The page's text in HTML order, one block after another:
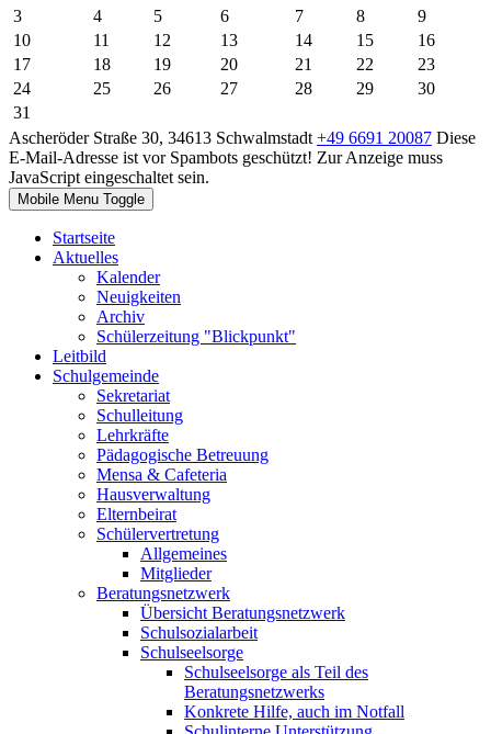
3
4 5 6 7 8
9
10
11 12 13 14 15
16
17
18 19 20 21 22
23
24
25 26 27 28 29
30
31
Ascheröder Straße 30, 34613 Schwalmstadt +49 6691 20087 Diese
E-Mail-Adresse ist vor Spambots geschützt! Zur Anzeige muss
JavaScript eingeschaltet sein.
Mobile Menu Toggle
Startseite
Aktuelles
Kalender
Neuigkeiten
Archiv
Schülerzeitung "Blickpunkt"
Leitbild
Schulgemeinde
Sekretariat
Schulleitung
Lehrkräfte
Pädagogische Betreuung
Mensa & Cafeteria
Hausverwaltung
Elternbeirat
Schülervertretung
Allgemeines
Mitglieder
Beratungsnetzwerk
Übersicht Beratungsnetzwerk
Schulsozialarbeit
Schulseelsorge
Schulseelsorge als Teil des
Beratungsnetzwerks
Konkrete Hilfe, auch im Notfall